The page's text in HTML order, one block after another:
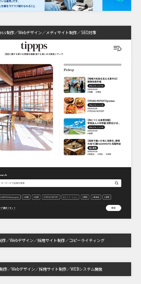
制作 Webデザイン メディサイト制作 SEO対策
作 Webデザイン 採用サイト制作 コピーライティング
作 Webデザイン 採用サイト制作 WEBシステム開発